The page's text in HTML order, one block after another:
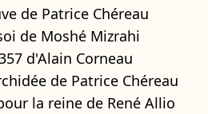
de Patrice Chéreau
de Moshé Mizrahi
d'Alain Corneau
de Patrice Chéreau
la reine de René Allio